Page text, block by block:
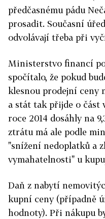
předčasnému pádu
prosadit. Současní
odvolávají třeba při
Ministerstvo financí
spočítalo, že pokud
klesnou prodejní ceny
a stát tak přijde o část
roce 2014 dosáhly na
ztrátu má ale podle
"snížení nedoplatků a
vymahatelnosti" u
Daň z nabytí
kupní ceny (případně
hodnoty). Při nákupu